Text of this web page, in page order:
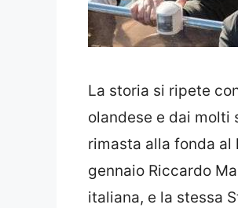
La storia si ripete
olandese e dai molti
rimasta alla fonda
gennaio Riccardo
italiana, e la stessa